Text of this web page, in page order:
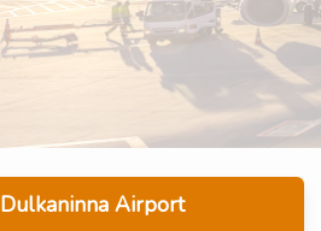
Dulkaninna Airport